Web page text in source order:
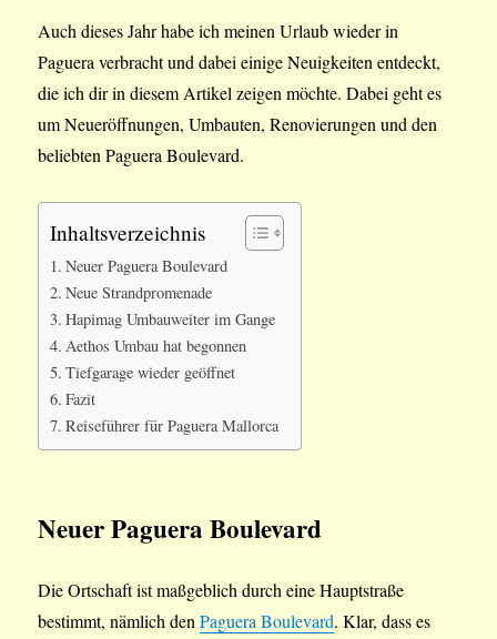
Auch dieses Jahr habe ich meinen Urlaub wieder in
Paguera verbracht und dabei einige Neuigkeiten entdeckt,
die ich dir in diesem Artikel zeigen möchte. Dabei geht es
um Neueröffnungen, Umbauten, Renovierungen und den
beliebten Paguera Boulevard.
Inhaltsverzeichnis
Neuer Paguera Boulevard
Neue Strandpromenade
Hapimag Umbauweiter im Gange
Aethos Umbau hat begonnen
Tiefgarage wieder geöffnet
Fazit
Reiseführer für Paguera Mallorca
Neuer Paguera Boulevard
Die Ortschaft ist maßgeblich durch eine Hauptstraße
bestimmt, nämlich denPaguera Boulevard. Klar, dass es